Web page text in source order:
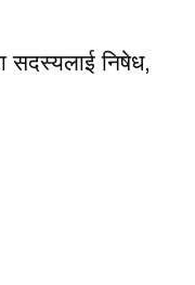
सदस्यलाई निषेध,